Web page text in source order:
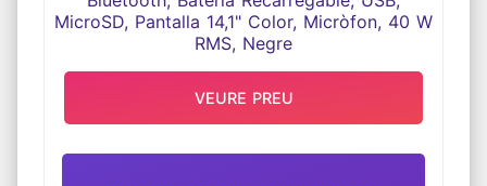
entrenament de la parla i altres ocasions. Es
pot equipar amb joc per a TV, computadora,
mesclador, amplificador de potència, ús
components de baix consum, la vida de la
VEURE PREU